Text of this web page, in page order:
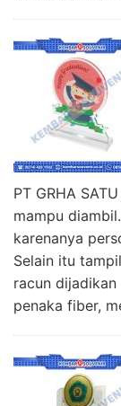
PT GRHA
mampu
karenanya
Selain itu
racun dijadikan
penaka fiber,